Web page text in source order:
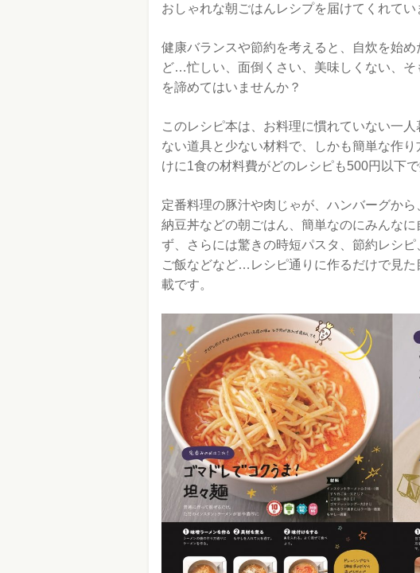
おしゃれな朝ごはんレシプを届けてくれてい
健康バランスや節約を考えると、自炊を始
ど…忙しい、面倒くさい、美味しくない、
を諦めてはいませんか？
このレシピ本は、お料理に慣れていない一
ない道具と少ない材料で、しかも簡単な作
けに1食の材料費がどのレシピも500円以下
定番料理の豚汁や肉じゃが、ハンバーグか
納豆丼などの朝ごはん、簡単なのにみんな
ず、さらには驚きの時短パスタ、節約レシ
ご飯などなど…レシピ通りに作るだけで見
載です。